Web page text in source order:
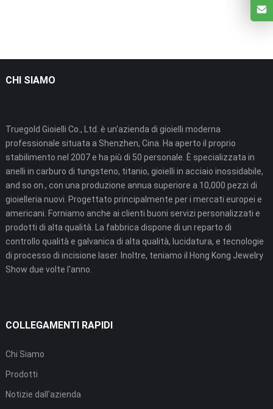
CHI SIAMO
Truegold Gioielli Co., Ltd. è un'azienda di gioielli moderna
professionale situata a Shenzhen, Cina. Ha aperto il proprio
stabilimento nel 2007 e ha più di 50 personale. È specializzata in
anelli in carburo di tungsteno, titanio, gioielli in acciaio inossidabile,
and so on., con una produzione annua superiore a 10,000 pezzi di
gioielleria nuovi. Progettato principalmente per i mercati europei e
americani. Forniamo anche ai clienti buoni servizi personalizzati e
prodotti di alta qualità. La fabbrica dispone di un reparto di
controllo qualità e galvanica di alta qualità, lucidatura, e tecnologie
di processo di incisione laser. Inoltre, teniamo il Hong Kong Jewelry
Show due volte l'anno.
COLLEGAMENTI RAPIDI
Chi Siamo
Prodotti
Notizie dall'azienda